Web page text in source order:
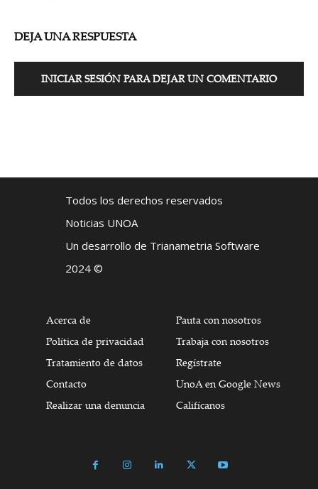
DEJA UNA RESPUESTA
INICIAR SESIÓN PARA DEJAR UN COMENTARIO
Todos los derechos reservados
Noticias UNOA
Un desarrollo de Trianametria Software
2024 ©
Acerca de
Política de privacidad
Tratamiento de datos
Contacto
Realizar una denuncia
Pauta con nosotros
Trabaja con nosotros
Regístrate
UnoA en Google News
Califícanos